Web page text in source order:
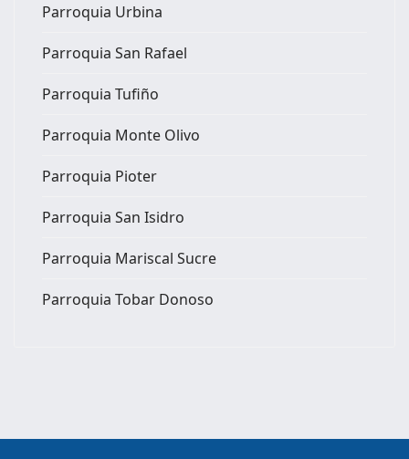
Parroquia Urbina
Parroquia San Rafael
Parroquia Tufiño
Parroquia Monte Olivo
Parroquia Pioter
Parroquia San Isidro
Parroquia Mariscal Sucre
Parroquia Tobar Donoso